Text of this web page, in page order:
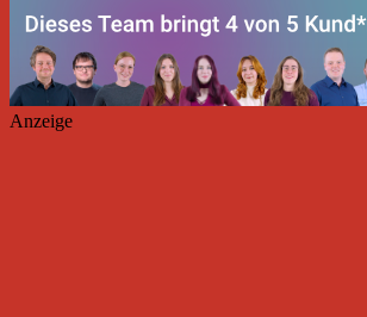
Anzeige